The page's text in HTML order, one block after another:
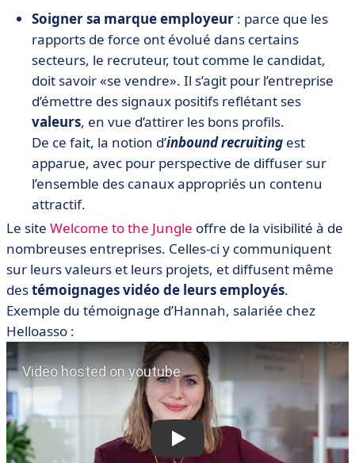
Soigner sa marque employeur : parce que les
rapports de force ont évolué dans certains
secteurs, le recruteur, tout comme le candidat,
doit savoir «se vendre». Il s’agit pour l’entreprise
d’émettre des signaux positifs reflétant ses
valeurs, en vue d’attirer les bons profils.
De ce fait, la notion d’inbound recruiting est
apparue, avec pour perspective de diffuser sur
l’ensemble des canaux appropriés un contenu
attractif.
Le site Welcome to the Jungle offre de la visibilité à de
nombreuses entreprises. Celles-ci y communiquent
sur leurs valeurs et leurs projets, et diffusent même
destémoignages vidéo de leurs employés.
Exemple du témoignage d’Hannah, salariée chez
Helloasso :